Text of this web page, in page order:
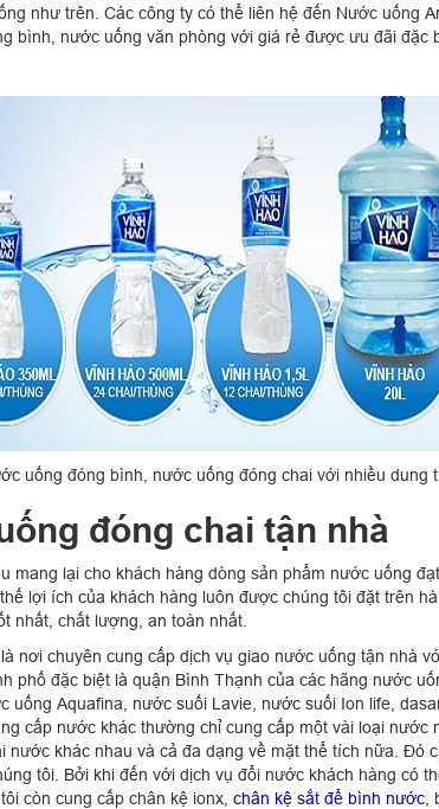
như trên. Các công ty có thể liên hệ đến Nước uống
bình, nước uống văn phòng với giá rẻ được ưu đãi đặc
uống đóng bình, nước uống đóng chai với nhiều dung
đóng chai tận nhà
mang lại cho khách hàng dòng sản phẩm nước uống
lợi ích của khách hàng luôn được chúng tôi đặt trên
nhất, chất lượng, an toàn nhất.
nơi chuyên cung cấp dịch vụ giao nước uống tận nhà
phố đặc biệt là quận Bình Thạnh của các hãng nước
uống Aquafina, nước suối Lavie, nước suối Ion life,
cấp nước khác thường chỉ cung cấp một vài loại nước
nước khác nhau và cả đa dạng về mặt thể tích nữa. Đó
tôi. Bởi khi đến với dịch vụ đổi nước khách hàng có
còn cung cấp chân kệ ionx, chân kệ sắt để bình nước,